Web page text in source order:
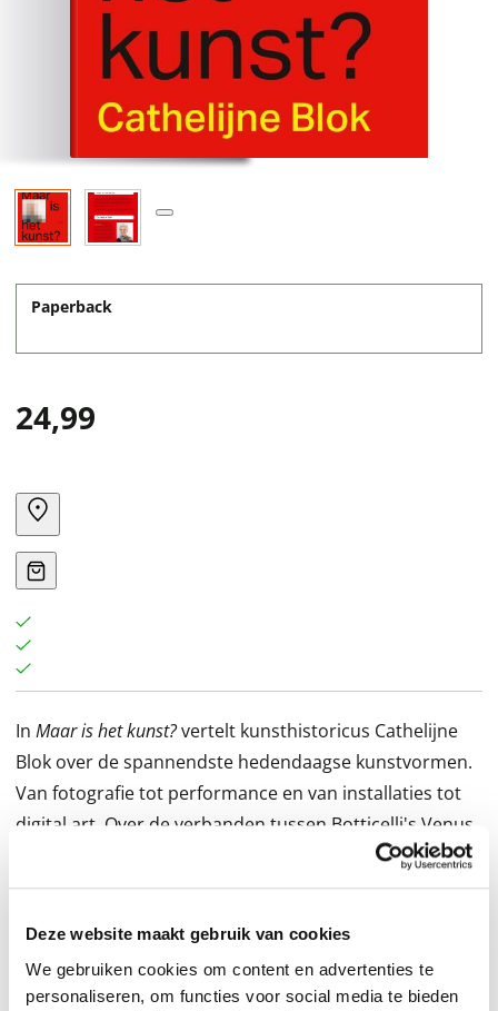
Deze website maakt gebruik van cookies
We gebruiken cookies om content en advertenties te
personaliseren, om functies voor social media te bieden
Paperback
24,99
In Maar is het kunst?vertelt kunsthistoricus Cathelijne
Blok over de spannendste hedendaagse kunstvormen.
Van fotografie tot performance en van installaties tot
digital art. Over de verbanden tussen Botticelli's Venus
en Carlijn Jacobs' foto van Beyoncé op een paard. Over
beroemde beelden als Leibovitz' foto van de zwangere